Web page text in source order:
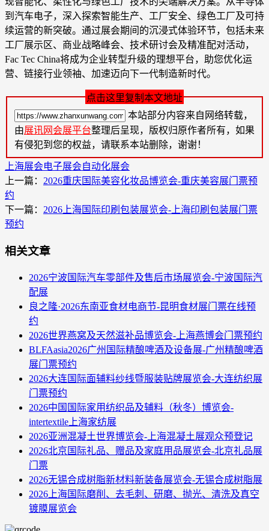
到汽车电子，深入探索智能生产、工厂安全、绿色工厂及可持
续运营的新突破。通过展会期间的沉浸式体验环节，包括未来
工厂展示区、商业战略峰会、技术研讨会及精准配对活动，
Fac Tec China将成为企业转型升级的理想平台，助您优化运
营、链接行业领袖、加速迈向下一代制造新时代。
点击这里复制本文地址
本站部分内容来自网络转载，
由展讯网会展平台整理后呈现，版权归原作者所有，如果
有侵犯到您的权益，请联系本站删除，谢谢！
上海展会电子展会自动化展会
上一篇： 2026重庆国际美容化妆品博览会-重庆美容展门票预
约
下一篇： 2026上海国际印刷包装展览会-上海印刷包装展门票
预约
相关文章
2026宁波国际汽车零部件及售后市场展览会-宁波国际汽
配展
良之隆·2026东南亚食材电商节-昆明食材展门票在线预
约
2026世界燕窝及天然滋补品博览会-上海燕博会门票预约
BLFAasia2026广州国际精酿啤酒及设备展-广州精酿啤酒
展门票预约
2026大连国际面辅料纱线暨服装贴牌展览会-大连纺织展
门票预约
2026中国国际家用纺织品及辅料（秋冬）博览会-
intertextile上海家纺展
2026亚洲混凝土世界博览会-上海混凝土展观众预登记
2026北京国际礼品、赠品及家庭用品展览会-北京礼品展
门票
2026无锡合成树脂新材料新装备展览会-无锡合成树脂展
2026上海国际磨削、去毛刺、研磨、抛光、清洗及真空
镀膜展览会